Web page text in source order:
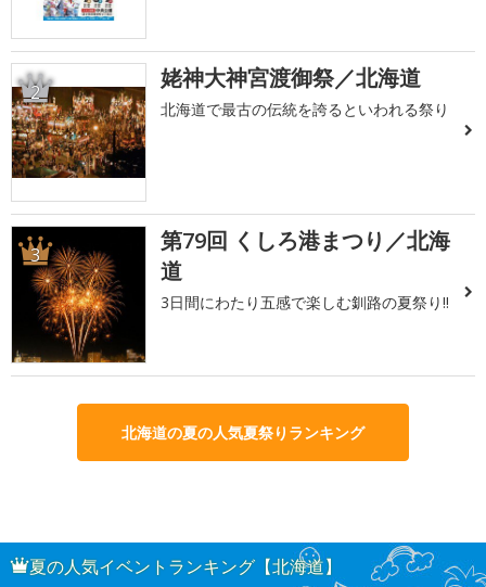
2 姥神大神宮渡御祭／北海道
北海道で最古の伝統を誇るといわれる祭り
3
第79回 くしろ港まつり／北海
道
3日間にわたり五感で楽しむ釧路の夏祭り!!
北海道の夏の人気夏祭りランキング
夏の人気イベントランキング【北海道】